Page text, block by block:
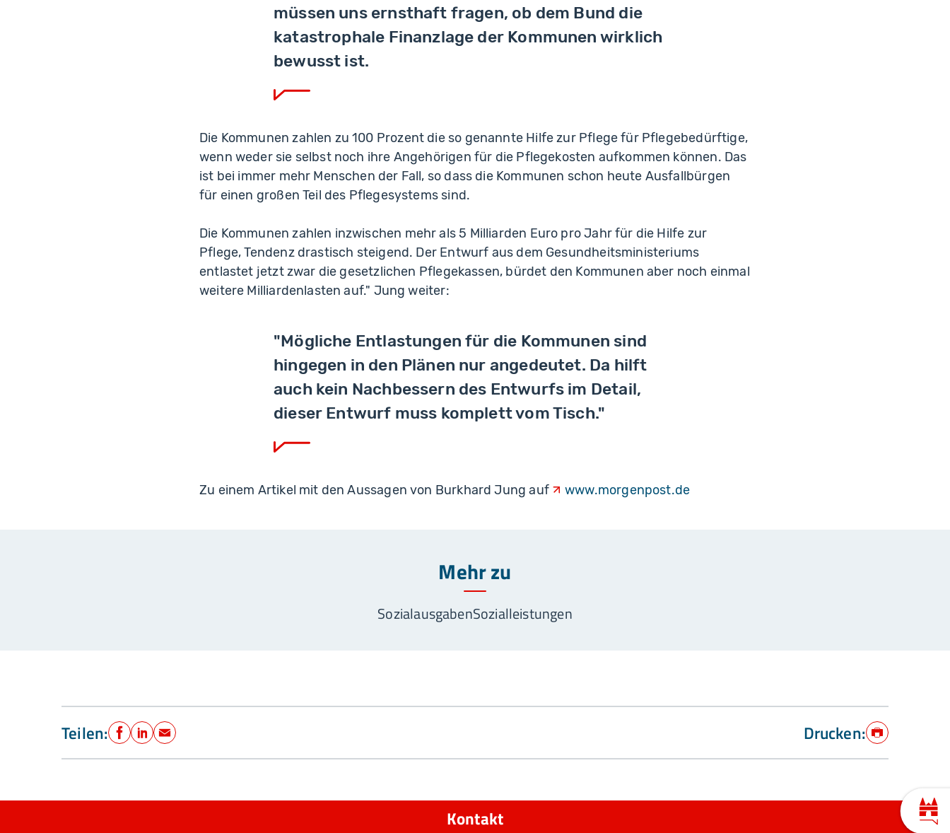
müssen uns ernsthaft fragen, ob dem Bund die
katastrophale Finanzlage der Kommunen wirklich
bewusst ist.
Die Kommunen zahlen zu 100 Prozent die so genannte Hilfe zur Pflege für Pflegebedürftige,
wenn weder sie selbst noch ihre Angehörigen für die Pflegekosten aufkommen können. Das
ist bei immer mehr Menschen der Fall, so dass die Kommunen schon heute Ausfallbürgen
für einen großen Teil des Pflegesystems sind.
Die Kommunen zahlen inzwischen mehr als 5 Milliarden Euro pro Jahr für die Hilfe zur
Pflege, Tendenz drastisch steigend. Der Entwurf aus dem Gesundheitsministeriums
entlastet jetzt zwar die gesetzlichen Pflegekassen, bürdet den Kommunen aber noch einmal
weitere Milliardenlasten auf." Jung weiter:
"Mögliche Entlastungen für die Kommunen sind
hingegen in den Plänen nur angedeutet. Da hilft
auch kein Nachbessern des Entwurfs im Detail,
dieser Entwurf muss komplett vom Tisch."
Zu einem Artikel mit den Aussagen von Burkhard Jung auf www.morgenpost.de
Mehr zu
SozialausgabenSozialleistungen
Teilen: Facebook
LinkedIn
E-Mail Drucken: Drucken
Kontakt